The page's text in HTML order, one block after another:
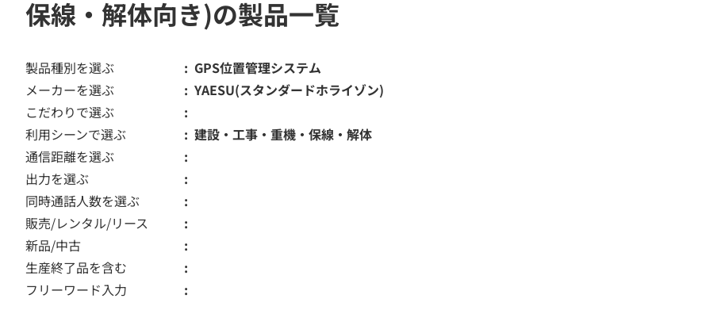
保線・解体向き)の製品一覧
製品種別を選ぶ
GPS位置管理システム
メーカーを選ぶ
YAESU(スタンダードホライゾン)
こだわりで選ぶ
利用シーンで選ぶ
建設・工事・重機・保線・解体
通信距離を選ぶ
出力を選ぶ
同時通話人数を選ぶ
販売/レンタル/リース
新品/中古
生産終了品を含む
フリーワード入力